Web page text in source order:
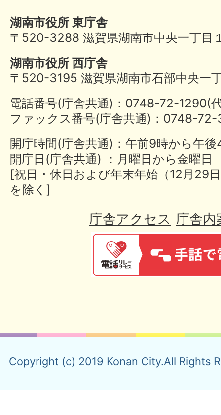
湖南市役所 東庁舎
〒520-3288 滋賀県湖南市中央一丁目
湖南市役所 西庁舎
〒520-3195 滋賀県湖南市石部中央一
電話番号(庁舎共通)：0748-72-
ファックス番号(庁舎共通)：0748-
開庁時間(庁舎共通)：午前9時から午
開庁日(庁舎共通) ：月曜日から金曜日
[祝日・休日および年末年始（12月29
を除く]
庁舎アクセス 庁舎内
Copyright (c) 2019 Konan City.All Rights